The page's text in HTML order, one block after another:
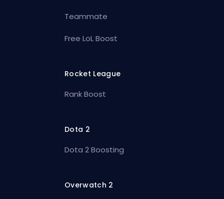
Teammate
Free LoL Boost
Rocket League
Rank Boost
Dota 2
Dota 2 Boosting
Overwatch 2